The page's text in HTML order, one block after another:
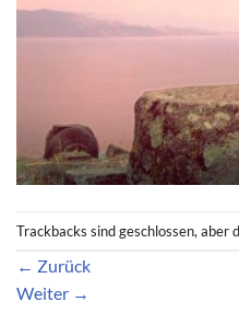
Trackbacks sind geschlossen, aber
← Zurück
Weiter →